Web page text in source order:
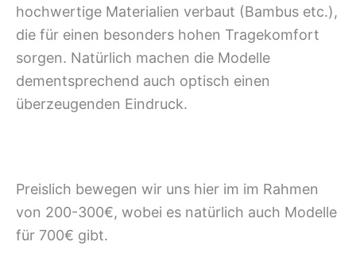
hochwertige Materialien verbaut (Bambus etc.),
die für einen besonders hohen Tragekomfort
sorgen. Natürlich machen die Modelle
dementsprechend auch optisch einen
überzeugenden Eindruck.
Preislich bewegen wir uns hier im im Rahmen
von 200-300€, wobei es natürlich auch Modelle
für 700€ gibt.